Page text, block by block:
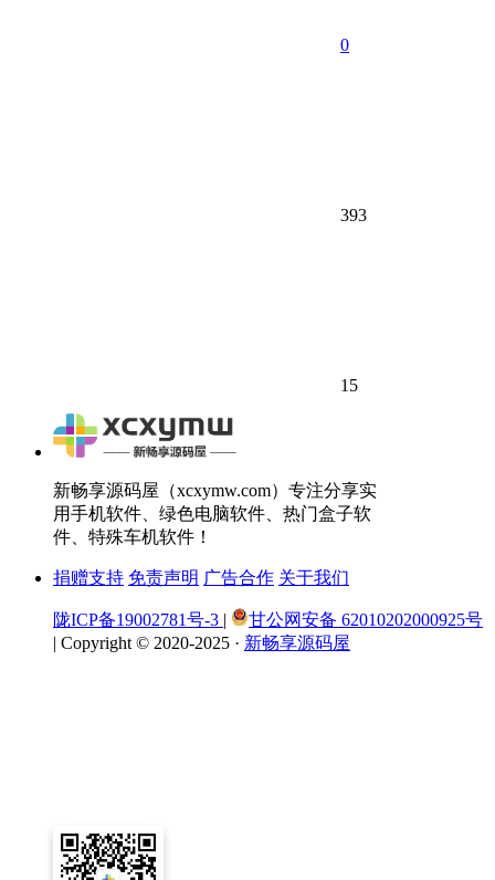
0
393
15
新畅享源码屋（xcxymw.com）专注分享实
用手机软件、绿色电脑软件、热门盒子软
件、特殊车机软件！
捐赠支持 免责声明 广告合作 关于我们
陇ICP备19002781号-3 |
甘公网安备 62010202000925号
| Copyright © 2020-2025 · 新畅享源码屋